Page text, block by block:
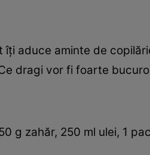
îţi aduce aminte de
dragi vor fi foarte
g zahăr, 250 ml ulei, 1